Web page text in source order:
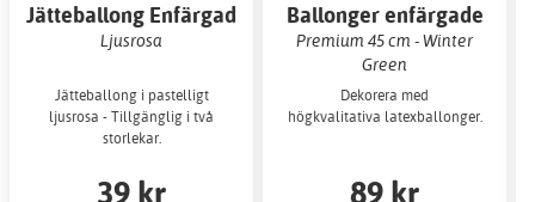
Jätteballong Enfärgad
Ljusrosa
Jätteballong i pastelligt
ljusrosa - Tillgänglig i två
storlekar.
39 kr
Ballonger enfärgade
Premium 45 cm - Winter
Green
Dekorera med
högkvalitativa latexballonger.
89 kr